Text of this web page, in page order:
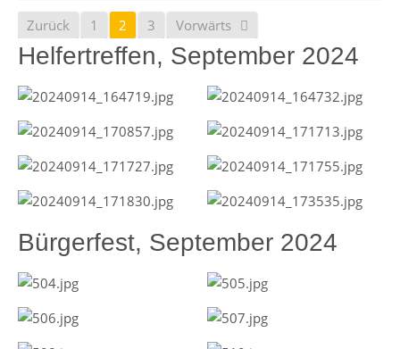
Zurück 1 2 3 Vorwärts
Helfertreffen, September 2024
Bürgerfest, September 2024